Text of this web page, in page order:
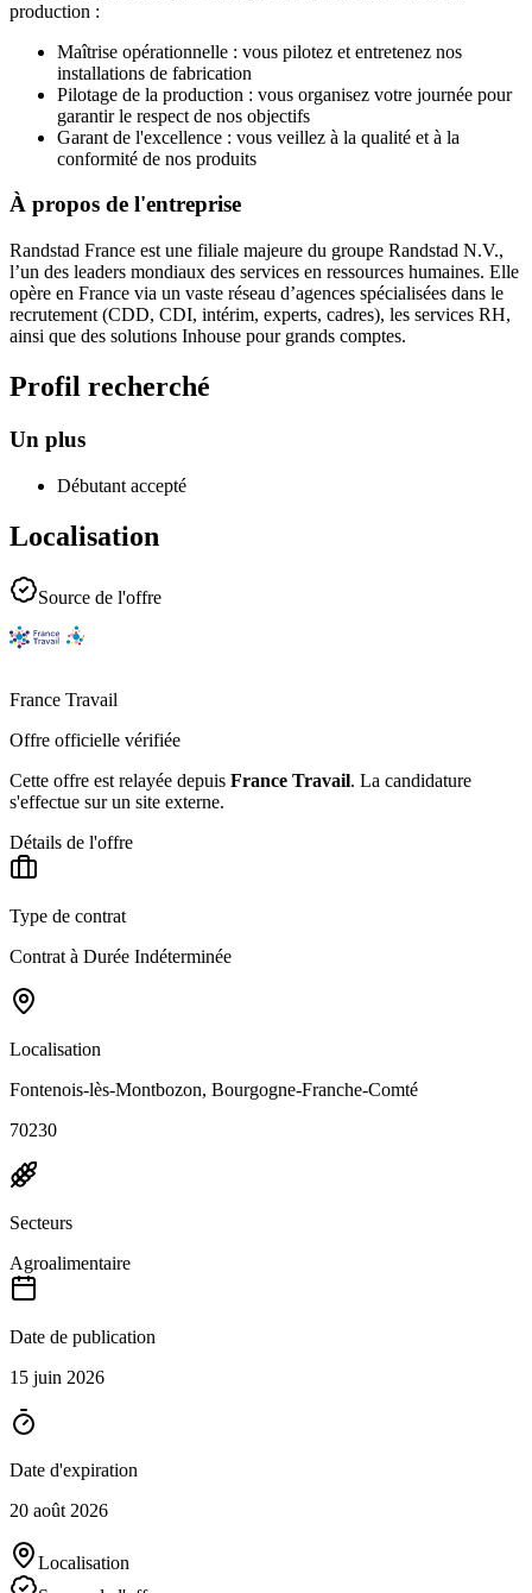
production :
Maîtrise opérationnelle : vous pilotez et entretenez nos
installations de fabrication
Pilotage de la production : vous organisez votre journée pour
garantir le respect de nos objectifs
Garant de l'excellence : vous veillez à la qualité et à la
conformité de nos produits
À propos de l'entreprise
Randstad France est une filiale majeure du groupe Randstad N.V.,
l’un des leaders mondiaux des services en ressources humaines. Elle
opère en France via un vaste réseau d’agences spécialisées dans le
recrutement (CDD, CDI, intérim, experts, cadres), les services RH,
ainsi que des solutions Inhouse pour grands comptes.
Profil recherché
Un plus
Débutant accepté
Localisation
Source de l'offre
France Travail
Offre officielle vérifiée
Cette offre est relayée depuis France Travail. La candidature
s'effectue sur un site externe.
Détails de l'offre
Type de contrat
Contrat à Durée Indéterminée
Localisation
Fontenois-lès-Montbozon, Bourgogne-Franche-Comté
70230
Secteurs
Agroalimentaire
Date de publication
15 juin 2026
Date d'expiration
20 août 2026
Localisation